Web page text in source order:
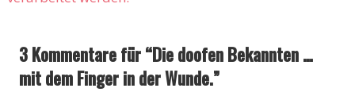
3 Kommentare für “Die doofen Bekannten …
mit dem Finger in der Wunde.”